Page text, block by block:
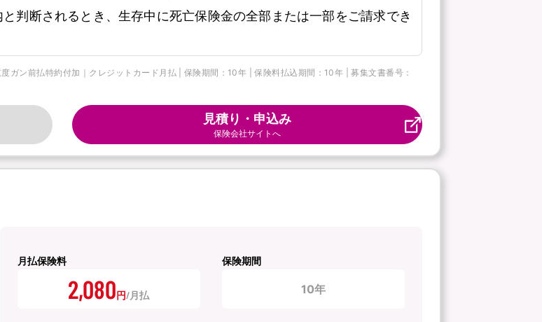
判断されるとき、生存中に死亡保険金の全部または一部をご請求でき
ン前払特約付加｜クレジットカード月払 | 保険期間：10年 | 保険料払込期間：10年 | 募集文書番号：
見積り・申込み
保険会社サイトへ
月払保険料
2,080円
保険期間
10年